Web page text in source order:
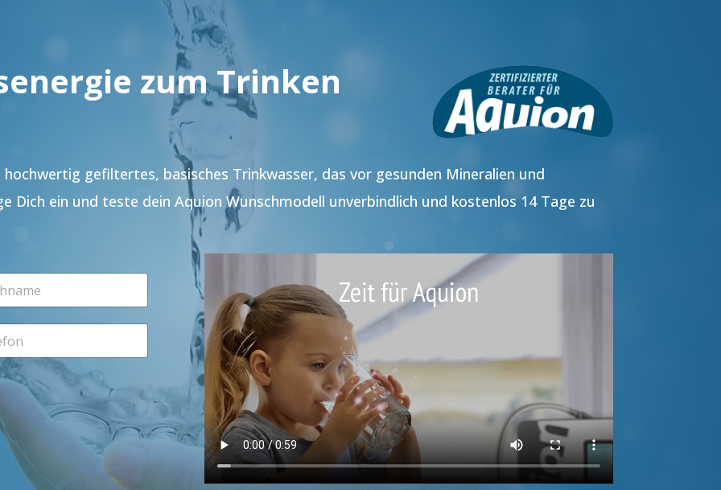
zum Trinken
gefiltertes, basisches Trinkwasser, das vor gesunden Mineralien und
Dich ein und teste dein Aquion Wunschmodell unverbindlich und kostenlos 14 Tage zu